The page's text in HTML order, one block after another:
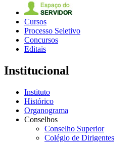
Cursos
Processo Seletivo
Concursos
Editais
Institucional
Instituto
Histórico
Organograma
Conselhos
Conselho Superior
Colégio de Dirigentes